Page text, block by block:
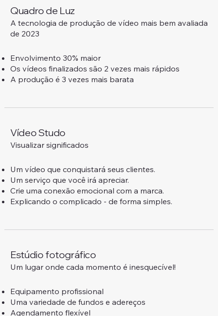
Quadro de Luz
A tecnologia de produção de vídeo mais bem avaliada
de 2023
Envolvimento 30% maior
Os vídeos finalizados são 2 vezes mais rápidos
A produção é 3 vezes mais barata
Vídeo Studo
Visualizar significados
Um vídeo que conquistará seus clientes.
Um serviço que você irá apreciar.
Crie uma conexão emocional com a marca.
Explicando o complicado - de forma simples.
Estúdio fotográfico
Um lugar onde cada momento é inesquecível!
Equipamento profissional
Uma variedade de fundos e adereços
Agendamento flexível